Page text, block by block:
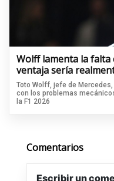
Wolff lamenta la falta
ventaja sería
Toto Wolff, jefe de
con los problemas
la F1 2026
Comentarios
Escribir un